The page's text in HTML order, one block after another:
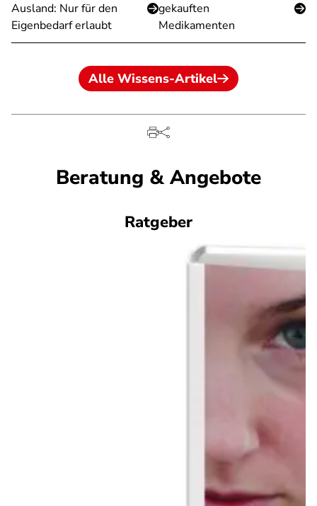
Ausland: Nur für den
Eigenbedarf erlaubt
gekauften
Medikamenten
Alle Wissens-Artikel
Beratung & Angebote
Ratgeber